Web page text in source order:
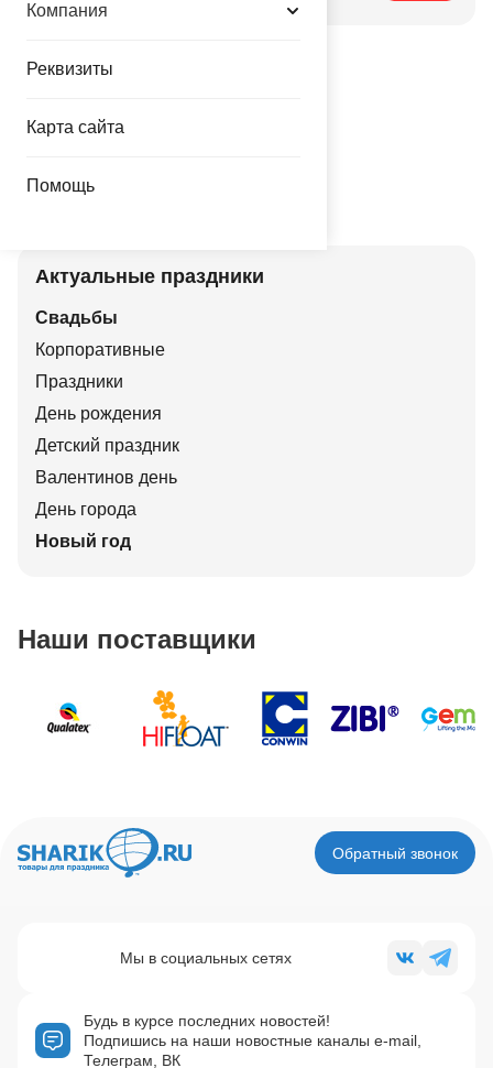
Компания
Реквизиты
Карта сайта
Помощь
Актуальные праздники
Свадьбы
Корпоративные
Праздники
День рождения
Детский праздник
Валентинов день
День города
Новый год
Наши поставщики
Обратный звонок
Будь в курсе последних новостей!
Подпишись на наши новостные каналы e-mail,
Телеграм, ВК
Мы в социальных сетях